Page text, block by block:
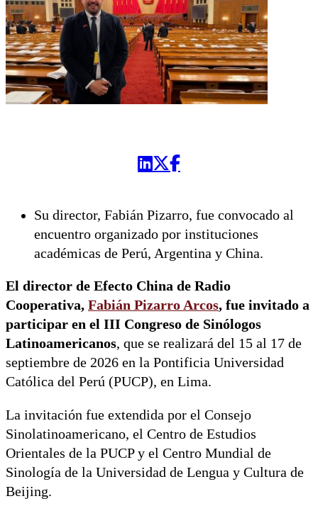
Su director, Fabián Pizarro, fue convocado al
encuentro organizado por instituciones
académicas de Perú, Argentina y China.
El director de Efecto China de Radio
Cooperativa, Fabián Pizarro Arcos, fue invitado a
participar en el III Congreso de Sinólogos
Latinoamericanos, que se realizará del 15 al 17 de
septiembre de 2026 en la Pontificia Universidad
Católica del Perú (PUCP), en Lima.
La invitación fue extendida por el Consejo
Sinolatinoamericano, el Centro de Estudios
Orientales de la PUCP y el Centro Mundial de
Sinología de la Universidad de Lengua y Cultura de
Beijing.